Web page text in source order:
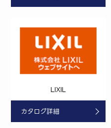
LIXIL
カタログ詳細